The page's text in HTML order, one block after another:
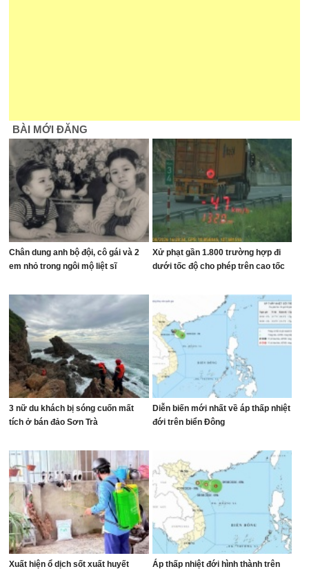
BÀI MỚI ĐĂNG
Chân dung anh bộ đội, cô gái và 2
em nhỏ trong ngôi mộ liệt sĩ
Xử phạt gần 1.800 trường hợp đi
dưới tốc độ cho phép trên cao tốc
3 nữ du khách bị sóng cuốn mất
tích ở bán đảo Sơn Trà
Diễn biến mới nhất về áp thấp nhiệt
đới trên biển Đông
Xuất hiện ổ dịch sốt xuất huyết Áp thấp nhiệt đới hình thành trên